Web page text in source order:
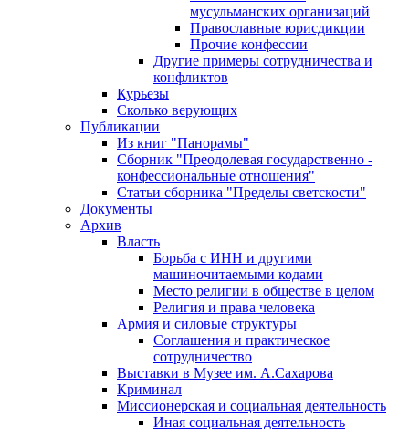
мусульманских организаций
Православные юрисдикции
Прочие конфессии
Другие примеры сотрудничества и
конфликтов
Курьезы
Сколько верующих
Публикации
Из книг "Панорамы"
Сборник "Преодолевая государственно -
конфессиональные отношения"
Статьи сборника "Пределы светскости"
Документы
Архив
Власть
Борьба с ИНН и другими
машиночитаемыми кодами
Место религии в обществе в целом
Религия и права человека
Армия и силовые структуры
Соглашения и практическое
сотрудничество
Выставки в Музее им. А.Сахарова
Криминал
Миссионерская и социальная деятельность
Иная социальная деятельность